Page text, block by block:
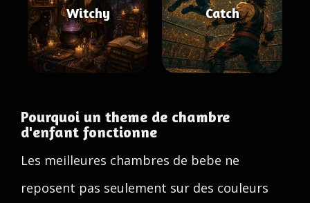
Witchy Catch
Pourquoi un theme de chambre
d'enfant fonctionne
Les meilleures chambres de bebe ne
reposent pas seulement sur des couleurs